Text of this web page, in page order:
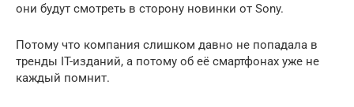
они будут смотреть в сторону новинки от Sony.
Потому что компания слишком давно не попадала в
тренды IT-изданий, а потому об её смартфонах уже не
каждый помнит.